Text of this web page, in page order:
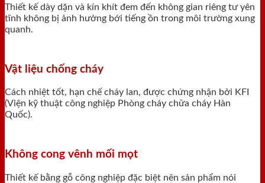
Thiết kế dày dặn và kín khít đem đến không gian riêng tư yên
tĩnh không bị ảnh hưởng bới tiếng ồn trong môi trường xung
quanh.
Vật liệu chống cháy
Cách nhiệt tốt, hạn chế cháy lan, được chứng nhận bởi KFI
(Viện kỹ thuật công nghiệp Phòng cháy chữa cháy Hàn
Quốc).
Không cong vênh mối mọt
Thiết kế bằng gỗ công nghiệp đặc biệt nên sản phẩm nói